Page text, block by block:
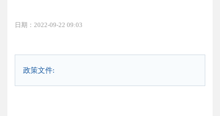
日期：2022-09-22 09:03
政策文件: